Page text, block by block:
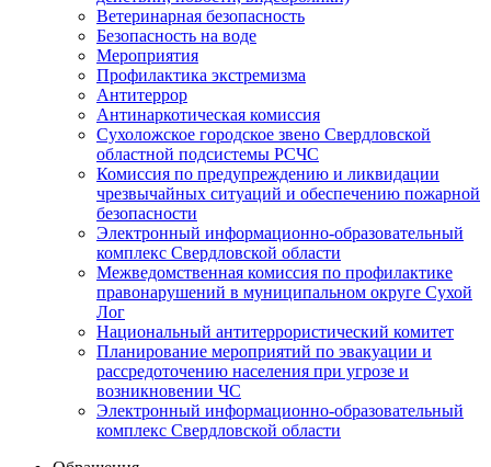
Ветеринарная безопасность
Безопасность на воде
Мероприятия
Профилактика экстремизма
Антитеррор
Антинаркотическая комиссия
Сухоложское городское звено Свердловской
областной подсистемы РСЧС
Комиссия по предупреждению и ликвидации
чрезвычайных ситуаций и обеспечению пожарной
безопасности
Электронный информационно-образовательный
комплекс Cвердловской области
Межведомственная комиссия по профилактике
правонарушений в муниципальном округе Сухой
Лог
Национальный антитеррористический комитет
Планирование мероприятий по эвакуации и
рассредоточению населения при угрозе и
возникновении ЧС
Электронный информационно-образовательный
комплекс Свердловской области